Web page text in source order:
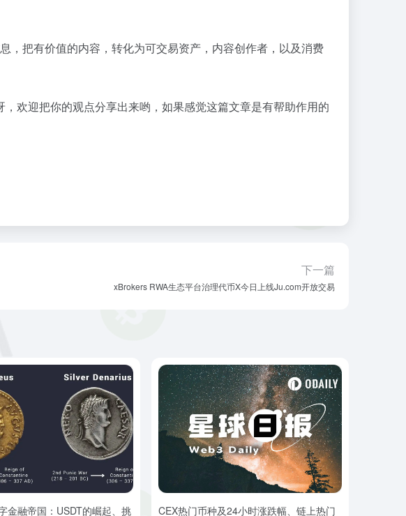
，把有价值的内容，转化为可交易资产，内容创作者，以及消费
欢迎把你的观点分享出来哟，如果感觉这篇文章是有帮助作用的
下一篇
xBrokers RWA生态平台治理代币X今日上线Ju.com开放交易
金融帝国：USDT的崛起、挑 CEX热门币种及24小时涨跌幅、链上热门